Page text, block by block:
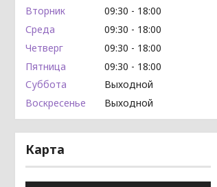
Вторник
09:30
18:00
Среда
09:30
18:00
Четверг
09:30
18:00
Пятница
09:30
18:00
Суббота
Выходной
Воскресенье
Выходной
Карта